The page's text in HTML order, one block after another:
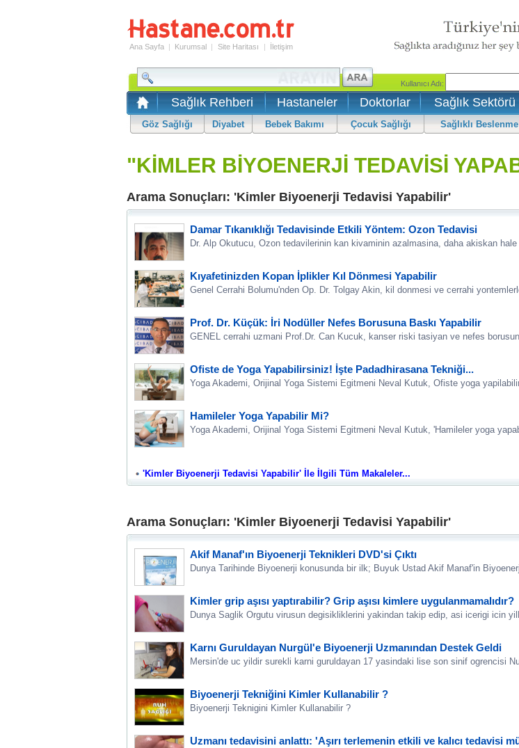
Ana Sayfa | Kurumsal | Site Haritası | İletişim
Sağlık Rehberi Hastaneler Doktorlar Sağlık Sektörü
Göz Sağlığı Diyabet Bebek Bakımı Çocuk Sağlığı Sağlıklı Beslenme
"KİMLER BİYOENERJİ TEDAVİSİ
Arama Sonuçları: 'Kimler Biyoenerji Tedavisi Yapabilir'
Damar Tıkanıklığı Tedavisinde Etkili Yöntem: Ozon Tedavisi
Dr. Alp Okutucu, Ozon tedavilerinin kan kivaminin azalmasina, daha akiskan
Kıyafetinizden Kopan İplikler Kıl Dönmesi Yapabilir
Genel Cerrahi Bolumu'nden Op. Dr. Tolgay Akin, kil donmesi ve cerrahi
Prof. Dr. Küçük: İri Nodüller Nefes Borusuna Baskı Yapabilir
GENEL cerrahi uzmani Prof.Dr. Can Kucuk, kanser riski tasiyan ve nefes
Ofiste de Yoga Yapabilirsiniz! İşte Padadhirasana Tekniği...
Yoga Akademi, Orijinal Yoga Sistemi Egitmeni Neval Kutuk, Ofiste yoga
Hamileler Yoga Yapabilir Mi?
Yoga Akademi, Orijinal Yoga Sistemi Egitmeni Neval Kutuk, 'Hamileler yoga
'Kimler Biyoenerji Tedavisi Yapabilir' İle İlgili Tüm Makaleler...
Arama Sonuçları: 'Kimler Biyoenerji Tedavisi Yapabilir'
Akif Manaf'ın Biyoenerji Teknikleri DVD'si Çıktı
Dunya Tarihinde Biyoenerji konusunda bir ilk; Buyuk Ustad Akif Manaf'in
Kimler grip aşısı yaptırabilir? Grip aşısı kimlere uygulanmamalıdır?
Dunya Saglik Orgutu virusun degisikliklerini yakindan takip edip, asi icerigi icin
Karnı Guruldayan Nurgül'e Biyoenerji Uzmanından Destek Geldi
Mersin'de uc yildir surekli karni guruldayan 17 yasindaki lise son sinif ogrencisi
Biyoenerji Tekniğini Kimler Kullanabilir ?
Biyoenerji Teknigini Kimler Kullanabilir ?
Uzmanı tedavisini anlattı: 'Aşırı terlemenin etkili ve kalıcı tedavisi